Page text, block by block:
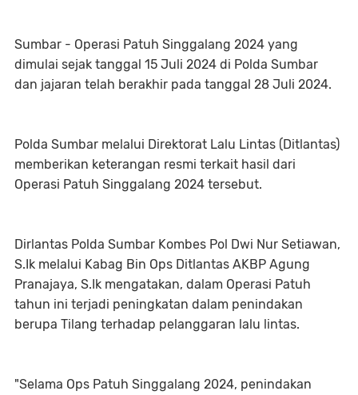
Sumbar - Operasi Patuh Singgalang 2024 yang
dimulai sejak tanggal 15 Juli 2024 di Polda Sumbar
dan jajaran telah berakhir pada tanggal 28 Juli 2024.
Polda Sumbar melalui Direktorat Lalu Lintas (Ditlantas)
memberikan keterangan resmi terkait hasil dari
Operasi Patuh Singgalang 2024 tersebut.
Dirlantas Polda Sumbar Kombes Pol Dwi Nur Setiawan,
S.Ik melalui Kabag Bin Ops Ditlantas AKBP Agung
Pranajaya, S.Ik mengatakan, dalam Operasi Patuh
tahun ini terjadi peningkatan dalam penindakan
berupa Tilang terhadap pelanggaran lalu lintas.
"Selama Ops Patuh Singgalang 2024, penindakan